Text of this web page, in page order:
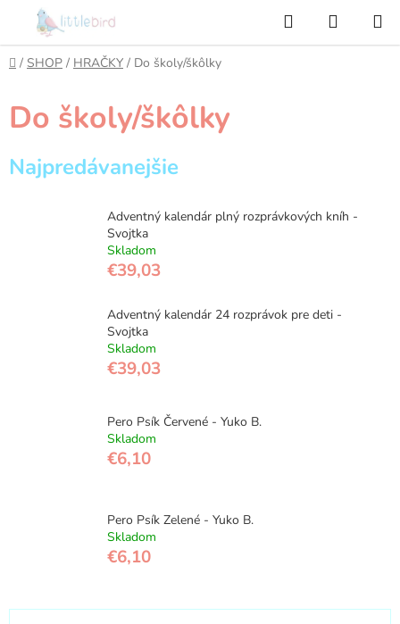
obsah
Hľadať
KOŠÍK
Domov
/ SHOP / HRAČKY / Do školy/škôlky
Do školy/škôlky
Najpredávanejšie
Adventný kalendár plný rozprávkových kníh -
Svojtka
Skladom
€39,03
Adventný kalendár 24 rozprávok pre deti -
Svojtka
Skladom
€39,03
Pero Psík Červené - Yuko B.
Skladom
€6,10
Pero Psík Zelené - Yuko B.
Skladom
€6,10